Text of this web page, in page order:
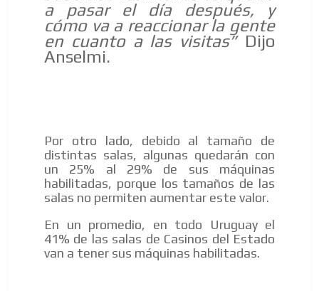
a pasar el día después, y
cómo va a reaccionar la gente
en cuanto a las visitas”Dijo
Anselmi.
Por otro lado, debido al tamaño de
distintas salas, algunas quedarán con
un 25% al 29% de sus máquinas
habilitadas, porque los tamaños de las
salas no permiten aumentar este valor.
En un promedio, en todo Uruguay el
41% de las salas de Casinos del Estado
van a tener sus máquinas habilitadas.